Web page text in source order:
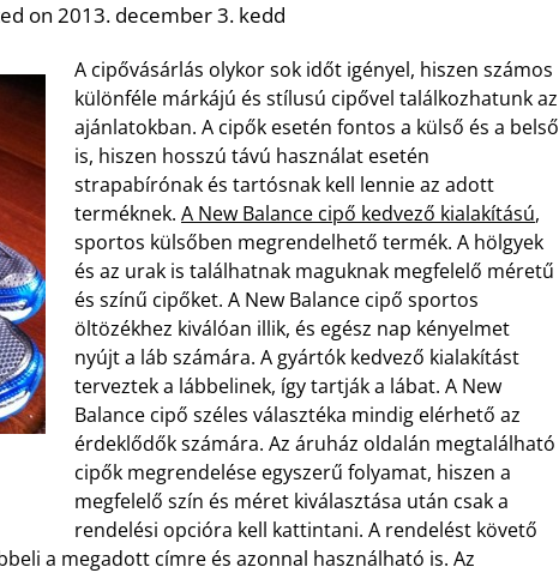
on 2013. december 3. kedd
A cipővásárlás olykor sok időt igényel, hiszen számos
különféle márkájú és stílusú cipővel találkozhatunk az
ajánlatokban. A cipők esetén fontos a külső és a belső
is, hiszen hosszú távú használat esetén
strapabírónak és tartósnak kell lennie az adott
terméknek. A New Balance cipő kedvező kialakítású,
sportos külsőben megrendelhető termék. A hölgyek
és az urak is találhatnak maguknak megfelelő méretű
és színű cipőket. A New Balance cipő sportos
öltözékhez kiválóan illik, és egész nap kényelmet
nyújt a láb számára. A gyártók kedvező kialakítást
terveztek a lábbelinek, így tartják a lábat. A New
Balance cipő széles választéka mindig elérhető az
érdeklődők számára. Az áruház oldalán megtalálható
cipők megrendelése egyszerű folyamat, hiszen a
megfelelő szín és méret kiválasztása után csak a
rendelési opcióra kell kattintani. A rendelést követő
a megadott címre és azonnal használható is. Az